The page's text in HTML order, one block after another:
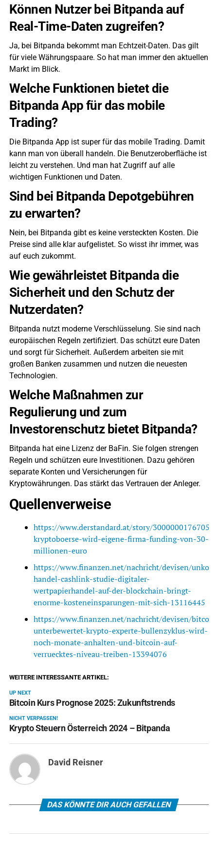
Können Nutzer bei Bitpanda auf
Real-Time-Daten zugreifen?
Ja, bei Bitpanda bekommt man Echtzeit-Daten. Das gilt
für viele Währungspaare. So hat man immer den aktuellen
Markt im Blick.
Welche Funktionen bietet die
Bitpanda App für das mobile
Trading?
Die Bitpanda App ist super für das mobile Trading. Damit
kann man von überall handeln. Die Benutzeroberfläche ist
leicht zu verstehen. Und man hat Zugriff auf alle
wichtigen Funktionen und Daten.
Sind bei Bitpanda Depotgebühren
zu erwarten?
Nein, bei Bitpanda gibt es keine versteckten Kosten. Die
Preise sind alle klar aufgelistet. So wisst ihr immer, was
auf euch zukommt.
Wie gewährleistet Bitpanda die
Sicherheit und den Schutz der
Nutzerdaten?
Bitpanda nutzt moderne Verschlüsselung. Sie sind nach
europäischen Regeln zertifiziert. Das schützt eure Daten
und sorgt für Sicherheit. Außerdem arbeiten sie mit
großen Banken zusammen und nutzen die neuesten
Technologien.
Welche Maßnahmen zur
Regulierung und zum
Investorenschutz bietet Bitpanda?
Bitpanda hat eine Lizenz der BaFin. Sie folgen strengen
Regeln und schützen eure Investitionen. Dazu gehören
separate Konten und Versicherungen für
Kryptowährungen. Das stärkt das Vertrauen der Anleger.
Quellenverweise
https://www.derstandard.at/story/3000000176705/
kryptoboerse-wird-eigene-firma-funding-von-30-
millionen-euro
https://www.finanzen.net/nachricht/devisen/
handel-cashlink-studie-digitaler-
wertpapierhandel-auf-der-blockchain-bringt-
enorme-kosteneinsparungen-mit-sich-13116445
https://www.finanzen.net/nachricht/devisen/
unterbewertet-krypto-experte-bullenzyklus-wird-
noch-monate-anhalten-und-bitcoin-auf-
verruecktes-niveau-treiben-13394076
WEITERE INTERESSANTE ARTIKEL:
UP NEXT
Bitcoin Kurs Prognose 2025: Zukunftstrends
NICHT VERPASSEN!
Krypto Steuern Österreich 2024 – Bitpanda
David Reisner
DAS KÖNNTE DIR AUCH GEFALLEN